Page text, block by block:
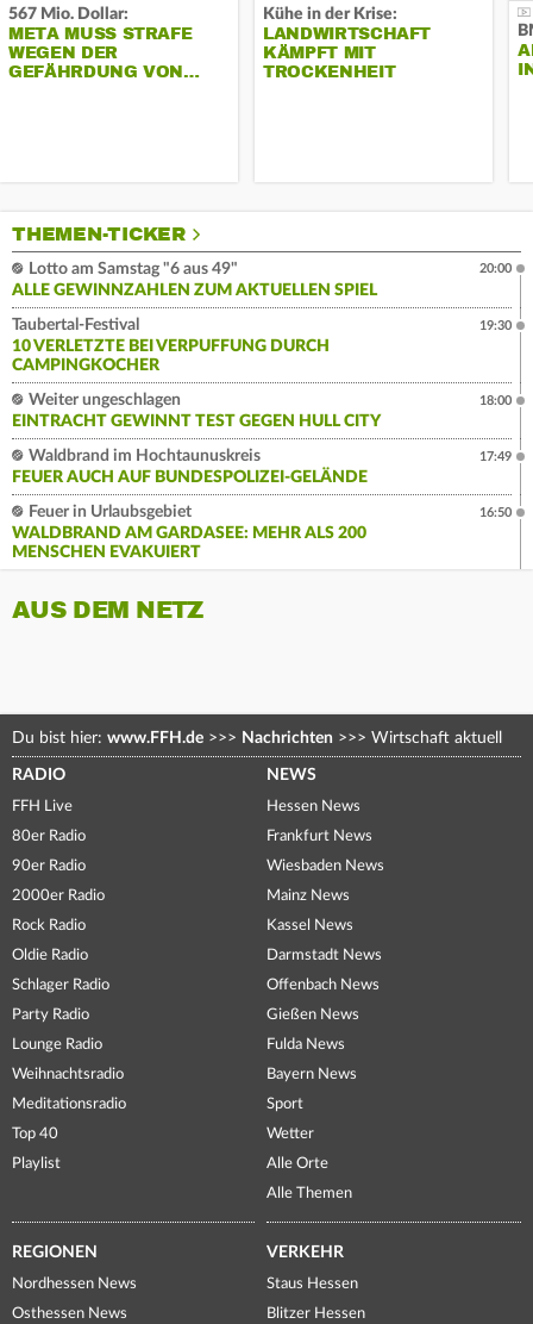
567 Mio. Dollar:
META MUSS STRAFE
WEGEN DER
GEFÄHRDUNG VON…
Kühe in der Krise:
LANDWIRTSCHAFT
KÄMPFT MIT
TROCKENHEIT
THEMEN-TICKER
Lotto am Samstag "6 aus 49"
ALLE GEWINNZAHLEN ZUM AKTUELLEN SPIEL
20:00
Taubertal-Festival
10 VERLETZTE BEI VERPUFFUNG DURCH
CAMPINGKOCHER
19:30
Weiter ungeschlagen
EINTRACHT GEWINNT TEST GEGEN HULL CITY
18:00
Waldbrand im Hochtaunuskreis
FEUER AUCH AUF BUNDESPOLIZEI-GELÄNDE
17:49
Feuer in Urlaubsgebiet
WALDBRAND AM GARDASEE: MEHR ALS 200
MENSCHEN EVAKUIERT
16:50
AUS DEM NETZ
Du bist hier: www.FFH.de >>> Nachrichten >>> Wirtschaft aktuell
RADIO
FFH Live
80er Radio
90er Radio
2000er Radio
Rock Radio
Oldie Radio
Schlager Radio
Party Radio
Lounge Radio
Weihnachtsradio
Meditationsradio
Top 40
Playlist
NEWS
Hessen News
Frankfurt News
Wiesbaden News
Mainz News
Kassel News
Darmstadt News
Offenbach News
Gießen News
Fulda News
Bayern News
Sport
Wetter
Alle Orte
Alle Themen
REGIONEN
Nordhessen News
Osthessen News
VERKEHR
Staus Hessen
Blitzer Hessen